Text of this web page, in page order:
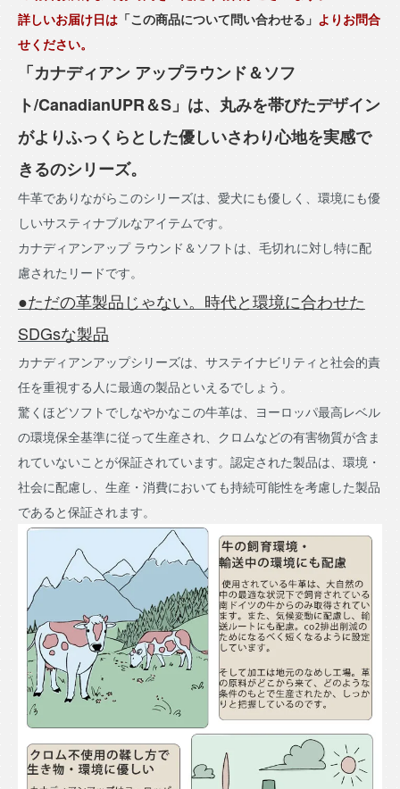
詳しいお届け日は 「この商品について問い合わせる」 よりお問合
せください。
「カナディアン アップラウンド＆ソフ
ト/CanadianUPR＆S」は、丸みを帯びたデザイン
がよりふっくらとした優しいさわり心地を実感で
きるのシリーズ。
牛革でありながらこのシリーズは、愛犬にも優しく、環境にも優
しいサスティナブルなアイテムです。
カナディアンアップ ラウンド＆ソフトは、毛切れに対し特に配
慮されたリードです。
●ただの革製品じゃない。時代と環境に合わせた
SDGsな製品
カナディアンアップシリーズは、サステイナビリティと社会的責
任を重視する人に最適の製品といえるでしょう。
驚くほどソフトでしなやかなこの牛革は、ヨーロッパ最高レベル
の環境保全基準に従って生産され、クロムなどの有害物質が含ま
れていないことが保証されています。認定された製品は、環境・
社会に配慮し、生産・消費においても持続可能性を考慮した製品
であると保証されます。